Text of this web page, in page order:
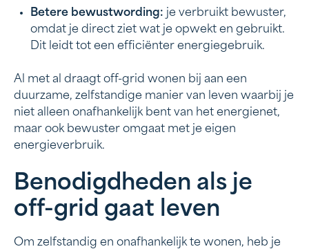
Betere bewustwording: je verbruikt bewuster,
omdat je direct ziet wat je opwekt en gebruikt.
Dit leidt tot een efficiënter energiegebruik.
Al met al draagt off-grid wonen bij aan een
duurzame, zelfstandige manier van leven waarbij je
niet alleen onafhankelijk bent van het energienet,
maar ook bewuster omgaat met je eigen
energieverbruik.
Benodigdheden als je
off-grid gaat leven
Om zelfstandig en onafhankelijk te wonen, heb je